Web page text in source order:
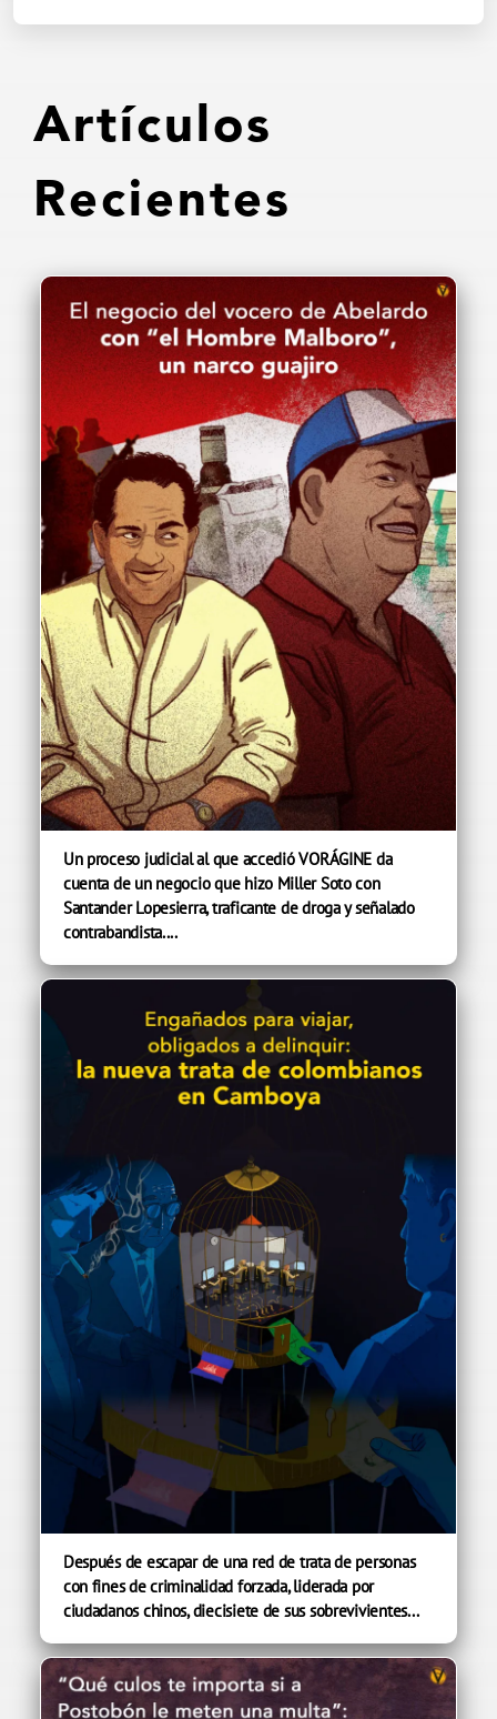
Artículos
Recientes
Un proceso judicial al que accedió VORÁGINE da
cuenta de un negocio que hizo Miller Soto con
Santander Lopesierra, traficante de droga y señalado
contrabandista....
Después de escapar de una red de trata de personas
con fines de criminalidad forzada, liderada por
ciudadanos chinos, diecisiete de sus sobrevivientes...